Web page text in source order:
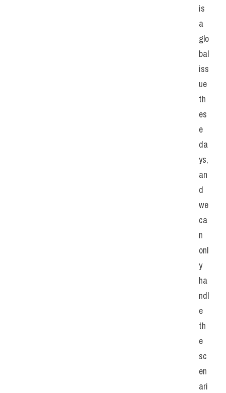
is
a
glo
bal
iss
ue
th
es
e
da
ys,
an
d
we
ca
n
onl
y
ha
ndl
e
th
e
sc
en
ari